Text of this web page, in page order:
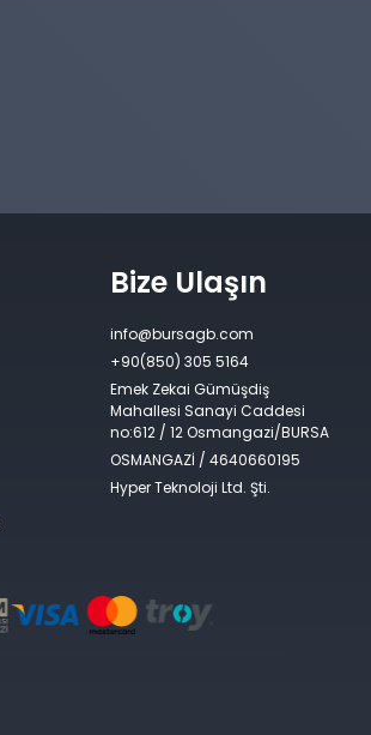
Bize Ulaşın
info@bursagb.com
+90(850) 305 5164
Emek Zekai Gümüşdiş
Mahallesi Sanayi Caddesi
no:612 / 12 Osmangazi/BURSA
OSMANGAZİ / 4640660195
Hyper Teknoloji Ltd. Şti.